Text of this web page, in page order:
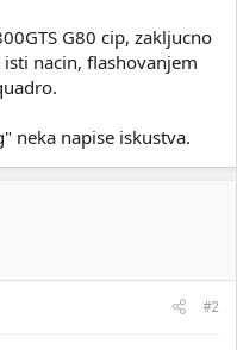
G80 cip, zakljucno
nacin, flashovanjem
neka napise iskustva.
#2